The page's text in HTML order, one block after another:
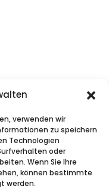
verwenden wir
zu speichern
Technologien
oder
Wenn Sie Ihre
können bestimmte
werden.